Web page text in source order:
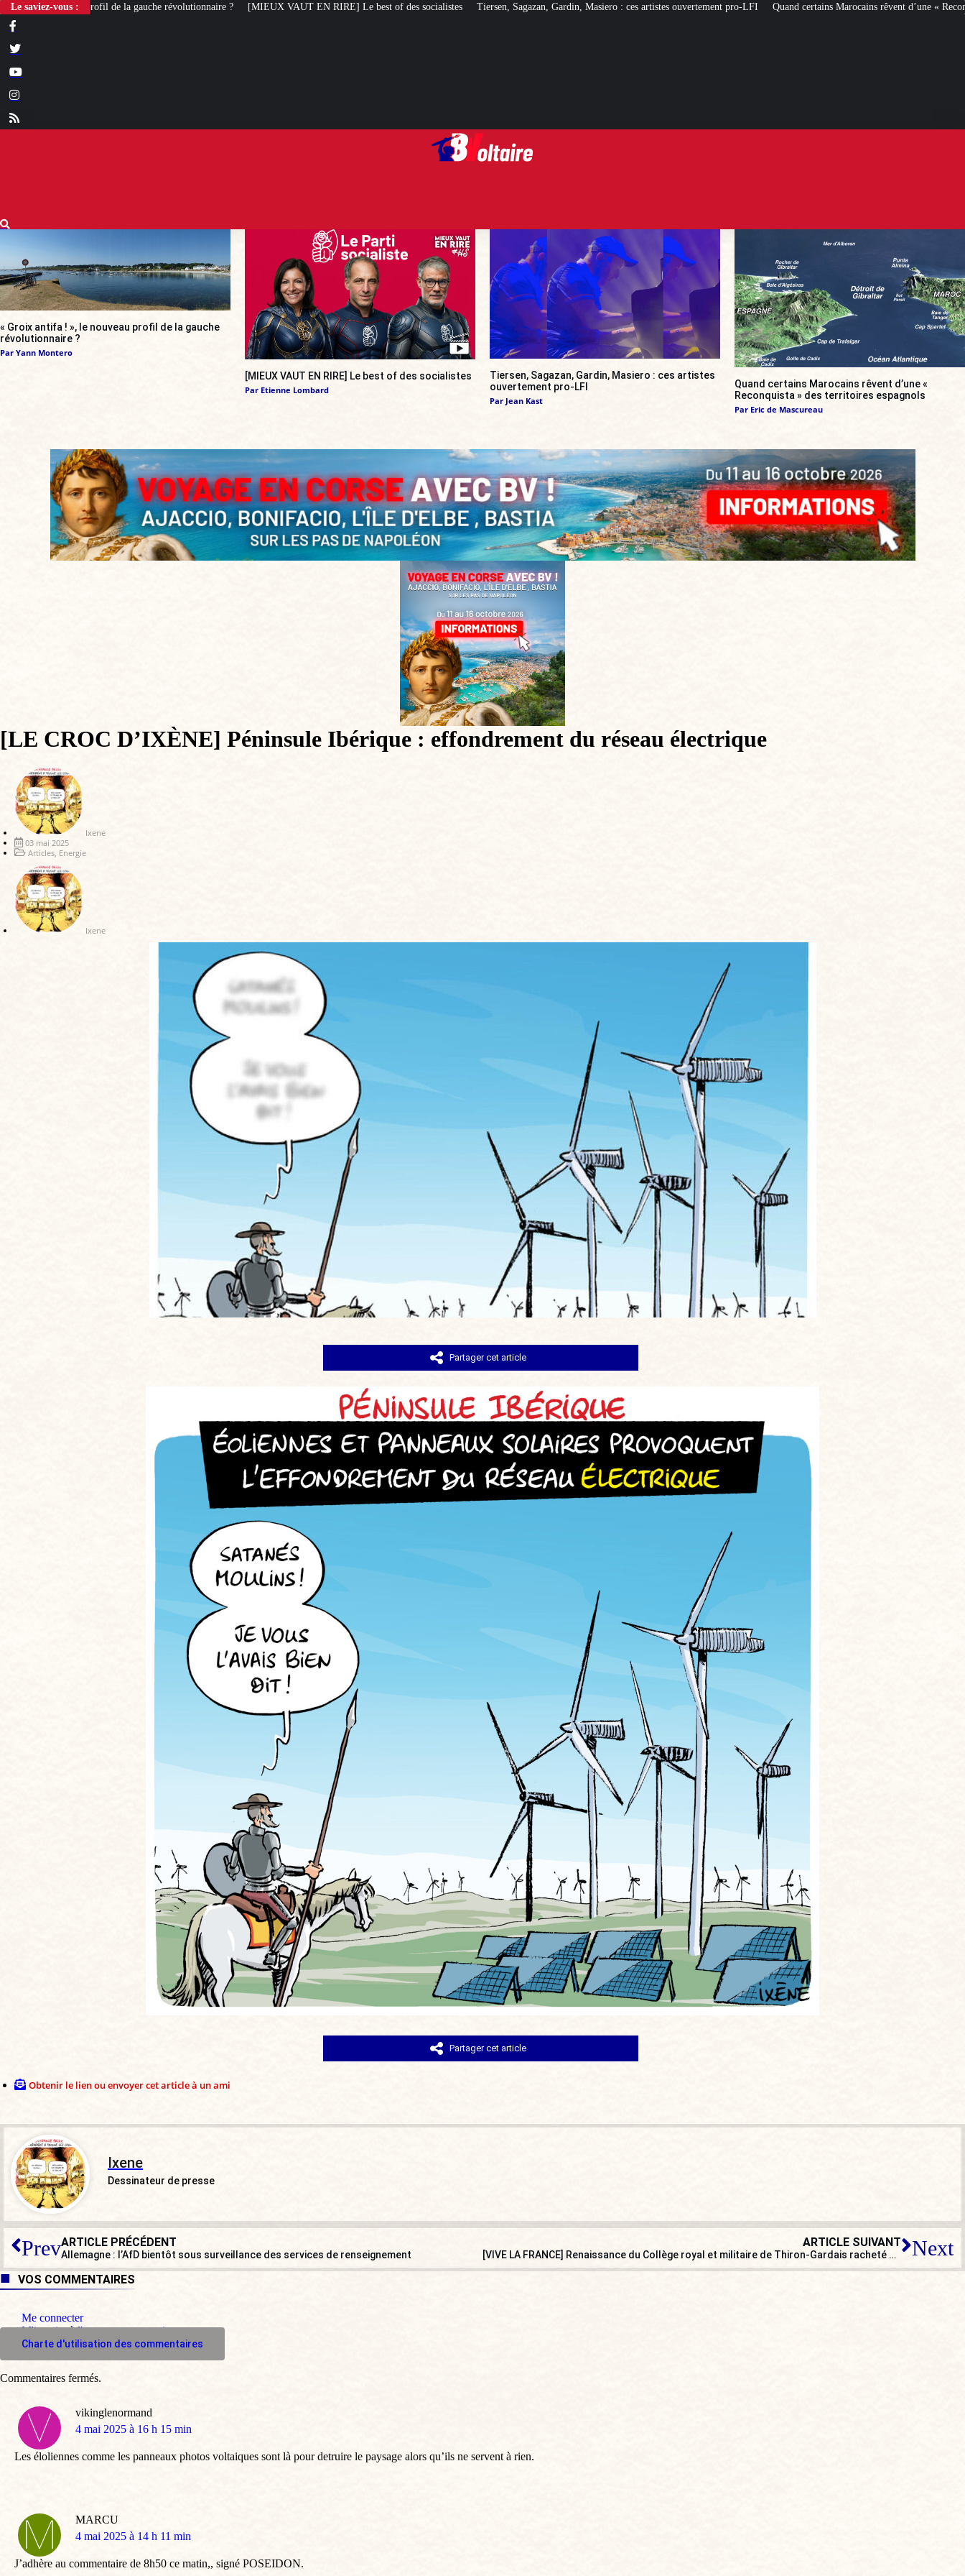
Le saviez-vous :
la gauche révolutionnaire ? [MIEUX VAUT EN RIRE] Le best of des socialistes Tiersen, Sagazan, Gardin, Masiero : ces artistes ouvertement pro-LFI Quand certains Marocains rêvent d’une « Reconquista » des territoires
« Groix antifa ! », le nouveau profil de la gauche
révolutionnaire ?
Par Yann Montero
[MIEUX VAUT EN RIRE] Le best of des socialistes
Par Etienne Lombard
Tiersen, Sagazan, Gardin, Masiero : ces artistes
ouvertement pro-LFI
Par Jean Kast
Quand certains Marocains rêvent d’une «
Reconquista » des territoires espagnols
Par Eric de Mascureau
[LE CROC D’IXÈNE] Péninsule Ibérique : effondrement du réseau électrique
Ixene
03 mai 2025
Articles Energie
Ixene
Partager cet article
Partager cet article
Obtenir le lien ou envoyer cet article à un ami
Ixene
Dessinateur de presse
PrevARTICLE PRÉCÉDENT
Allemagne : l’AfD bientôt sous surveillance des services de renseignement
ARTICLE SUIVANT
[VIVE LA FRANCE] Renaissance du Collège royal et militaire de Thiron-Gardais racheté par S. Bern Next
VOS COMMENTAIRES
Me connecter
M'inscrire à l'espace commentaire
Charte d'utilisation des commentaires
vikinglenormand
dit
4 mai 2025 à 16 h 15 min
Les éloliennes comme les panneaux photos voltaiques sont là pour detruire le paysage alors qu’ils ne servent à rien.
MARCU
dit
4 mai 2025 à 14 h 11 min
J’adhère au commentaire de 8h50 ce matin,, signé POSEIDON.
Commentaires fermés.